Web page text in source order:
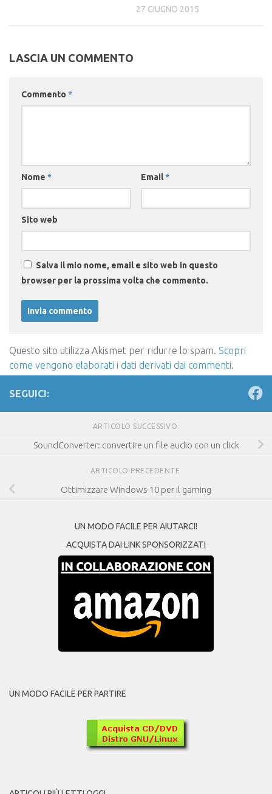
27 GIUGNO 2015
LASCIA UN COMMENTO
Commento *
Nome * Email*
Sito web
Salva il mio nome, email e sito web in questo
browser per la prossima volta che commento.
Questo sito utilizza Akismet per ridurre lo spam. Scopri
come vengono elaborati i dati derivati dai commenti.
SEGUICI:
ARTICOLO SUCCESSIVO
SoundConverter: convertire un file audio con un click
ARTICOLO PRECEDENTE
Ottimizzare Windows 10 per il gaming
UN MODO FACILE PER AIUTARCI!
ACQUISTA DAI LINK SPONSORIZZATI
UN MODO FACILE PER PARTIRE